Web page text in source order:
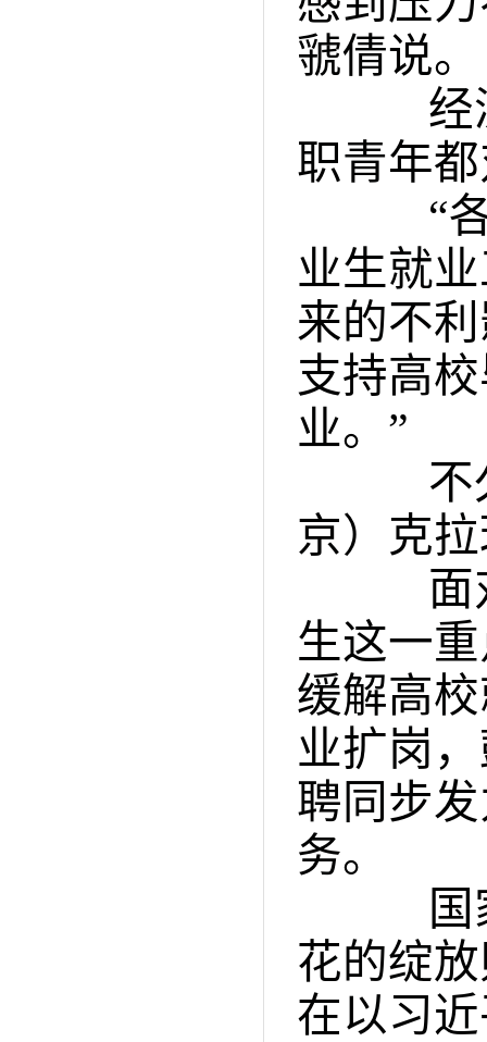
虢倩说。
经济
职青年
“各
业生就
来的不
支持高
业。”
不久
京）克
面对
生这一
缓解高
业扩岗
聘同步
务。
国家
花的绽
在以习